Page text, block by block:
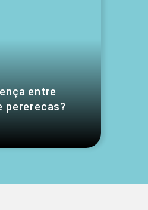
entre
pererecas?